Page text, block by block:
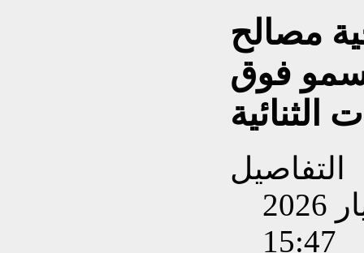
مصالح
فوق
الثنائية
التفاصيل
تم إنشاءه بتاريخ الأحد, 10 أيار 2026
15:47